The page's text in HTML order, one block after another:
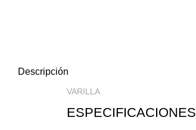
Descripción
VARILLA
ESPECIFICACIONES